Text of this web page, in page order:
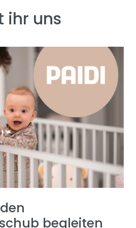
ihr uns
begleiten